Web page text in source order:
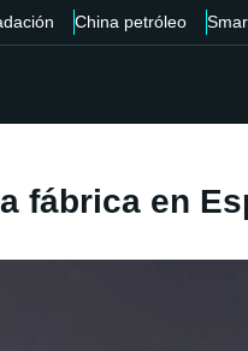
China petróleo
fábrica en